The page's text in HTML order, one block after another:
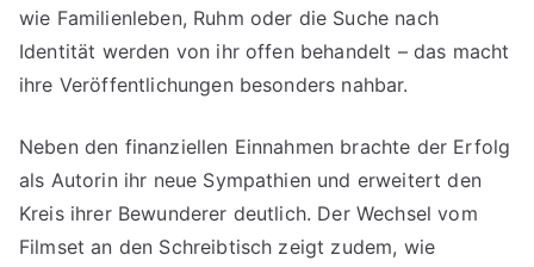
wie Familienleben, Ruhm oder die Suche nach
Identität werden von ihr offen behandelt – das macht
ihre Veröffentlichungen besonders nahbar.
Neben den finanziellen Einnahmen brachte der Erfolg
als Autorin ihr neue Sympathien und erweitert den
Kreis ihrer Bewunderer deutlich. Der Wechsel vom
Filmset an den Schreibtisch zeigt zudem, wie